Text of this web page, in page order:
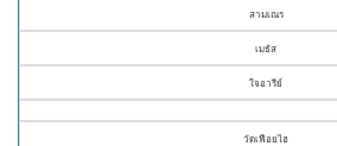
สามเณร
เมธัส
ใจอารีย์
วัดเฟือยไฮ